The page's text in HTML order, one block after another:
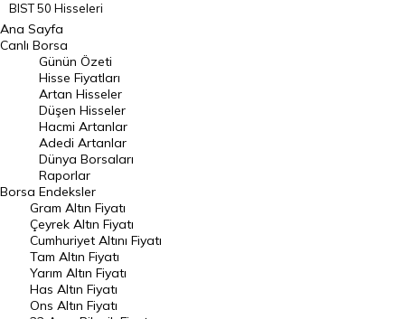
BIST 50 Hisseleri
BIST 100 Hisseleri
En Çok Artan Hisseler
En Çok Düşen Hisseler
Hacmi Artanlar
Geçmiş Kapanışlar
Dünya Borsaları
Raporlar
Endeksler
DÖVİZ
Döviz Kuru
Ana Sayfa
Canlı Borsa
Borsa
Günün Özeti
Hisse Fiyatları
Artan Hisseler
Düşen Hisseler
Hacmi Artanlar
Adedi Artanlar
Dünya Borsaları
Raporlar
Endeksler
Gram Altın Fiyatı
Çeyrek Altın Fiyatı
Cumhuriyet Altını Fiyatı
Tam Altın Fiyatı
Yarım Altın Fiyatı
Has Altın Fiyatı
Ons Altın Fiyatı